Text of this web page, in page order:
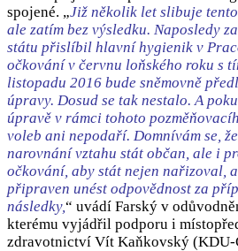
spojené. „Již několik let slibuje
ale zatím bez výsledku. Naposledy
státu přislíbil hlavní hygienik v
očkování v červnu loňského roku s
listopadu 2016 bude sněmovně
úpravy. Dosud se tak nestalo. A
úpravě v rámci tohoto
voleb ani nepodaří. Domnívám se,
narovnání vztahu stát občan, ale i
očkování, aby stát nejen nařizoval,
připraven unést odpovědnost za
následky,“ uvádí Farský v
kterému vyjádřil podporu i
zdravotnictví Vít Kaňkovský (KDU-